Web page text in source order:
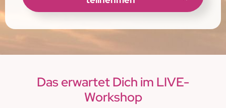
Das erwartet Dich im LIVE-
Workshop